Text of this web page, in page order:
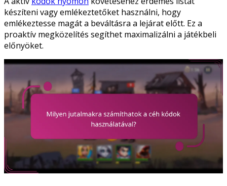
készíteni vagy emlékeztetőket használni, hogy
emlékeztesse magát a beváltásra a lejárat előtt. Ez a
proaktív megközelítés segíthet maximalizálni a játékbeli
előnyöket.